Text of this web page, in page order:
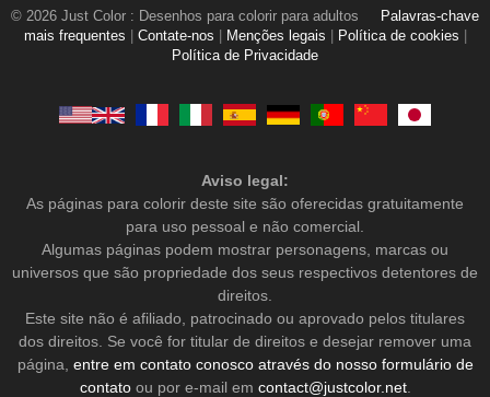
© 2026 Just Color : Desenhos para colorir para adultos
Palavras-chave
mais frequentes
Contate-nos Menções legais Política de cookies
Política de Privacidade
Aviso legal:
As páginas para colorir deste site são oferecidas gratuitamente
para uso pessoal e não comercial.
Algumas páginas podem mostrar personagens, marcas ou
universos que são propriedade dos seus respectivos detentores de
direitos.
Este site não é afiliado, patrocinado ou aprovado pelos titulares
dos direitos. Se você for titular de direitos e desejar remover uma
página, entre em contato conosco através do nosso formulário de
contatoou por e-mail em contact@justcolor.net.